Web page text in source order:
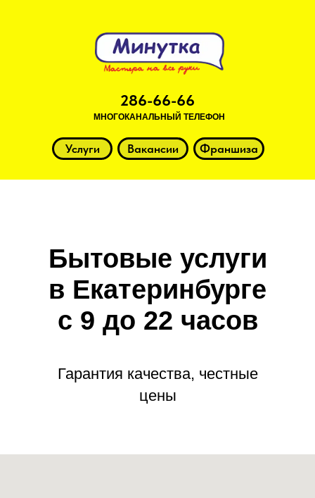
286-66-66
МНОГОКАНАЛЬНЫЙ ТЕЛЕФОН
Услуги Вакансии Франшиза
Бытовые услуги
в Екатеринбурге
с 9 до 22 часов
Гарантия качества, честные
цены